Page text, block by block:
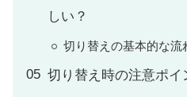
しい？
切り替えの基本的な流
切り替え時の注意ポイ